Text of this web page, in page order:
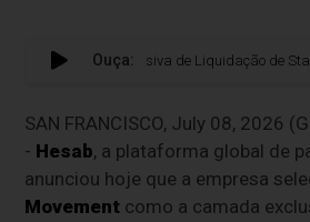
Ouça:
Camada Exclusiva de Liquidação de
SAN FRANCISCO, July 08, 2026
- Hesab, a plataforma global de
anunciou hoje que a empresa
Movement como a camada